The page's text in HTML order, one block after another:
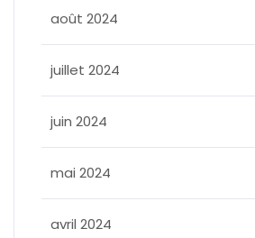
août 2024
juillet 2024
juin 2024
mai 2024
avril 2024